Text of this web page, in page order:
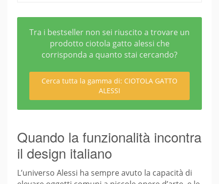
Tra i bestseller non sei riuscito a trovare un
prodotto ciotola gatto alessi che
corrisponda a quanto stai cercando?
Cerca tutta la gamma di: CIOTOLA GATTO
ALESSI
Quando la funzionalità incontra
il design italiano
L’universo Alessi ha sempre avuto la capacità di